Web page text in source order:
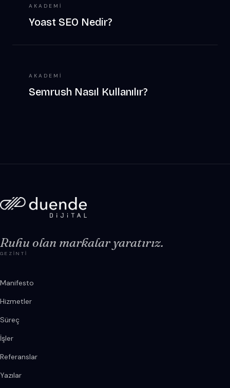
AKADEMI
Yoast SEO Nedir?
AKADEMI
Semrush Nasıl Kullanılır?
Ruhu olan markalar yaratırız.
GEZINTI
Manifesto
Hizmetler
Süreç
İşler
Referanslar
Yazılar